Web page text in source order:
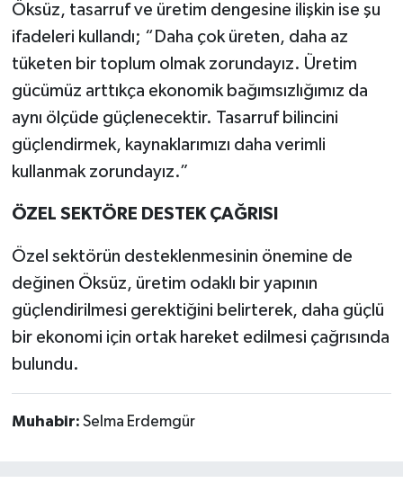
Öksüz, tasarruf ve üretim dengesine ilişkin ise şu
ifadeleri kullandı; “Daha çok üreten, daha az
tüketen bir toplum olmak zorundayız. Üretim
gücümüz arttıkça ekonomik bağımsızlığımız da
aynı ölçüde güçlenecektir. Tasarruf bilincini
güçlendirmek, kaynaklarımızı daha verimli
kullanmak zorundayız.”
ÖZEL SEKTÖRE DESTEK ÇAĞRISI
Özel sektörün desteklenmesinin önemine de
değinen Öksüz, üretim odaklı bir yapının
güçlendirilmesi gerektiğini belirterek, daha güçlü
bir ekonomi için ortak hareket edilmesi çağrısında
bulundu.
Muhabir: Selma Erdemgür